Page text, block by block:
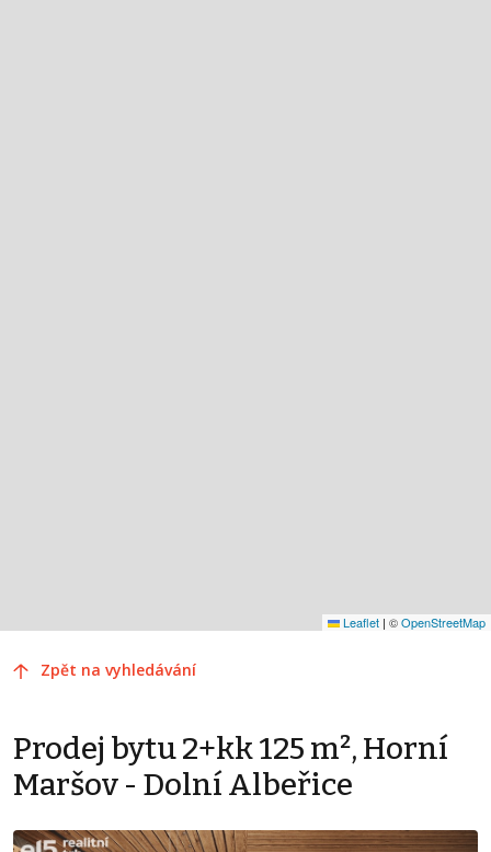
Leaflet | ©OpenStreetMap
Zpět na vyhledávání
Prodej bytu 2+kk 125 m², Horní
Maršov - Dolní Albeřice